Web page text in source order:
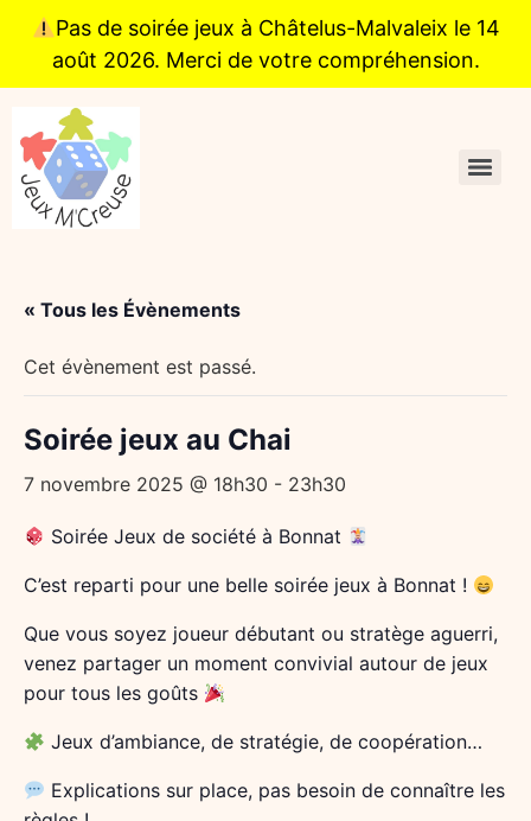
Pas de soirée jeux à Châtelus-Malvaleix le 14
août 2026. Merci de votre compréhension.
« Tous les Évènements
Cet évènement est passé.
Soirée jeux au Chai
7 novembre 2025 @ 18h30 - 23h30
Soirée Jeux de société à Bonnat
C’est reparti pour une belle soirée jeux à Bonnat !
Que vous soyez joueur débutant ou stratège aguerri,
venez partager un moment convivial autour de jeux
pour tous les goûts
Jeux d’ambiance, de stratégie, de coopération…
Explications sur place, pas besoin de connaître les